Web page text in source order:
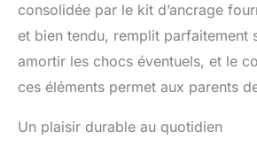
consolidée par le kit d’ancrage
et bien tendu, remplit parfaitement
amortir les chocs éventuels, et le
ces éléments permet aux parents
Un plaisir durable au quotidien